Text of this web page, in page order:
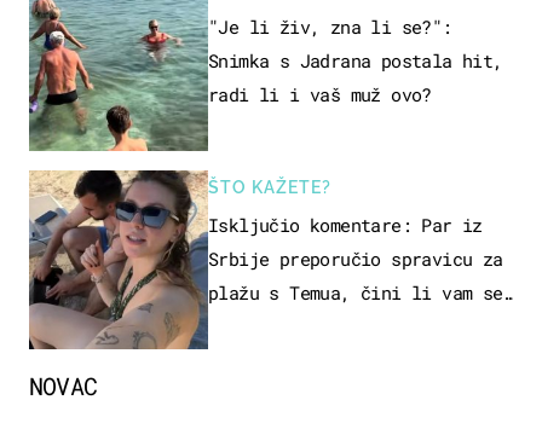
"Je li živ, zna li se?":
Snimka s Jadrana postala hit,
radi li i vaš muž ovo?
ŠTO KAŽETE?
Isključio komentare: Par iz
Srbije preporučio spravicu za
plažu s Temua, čini li vam se
NOVAC